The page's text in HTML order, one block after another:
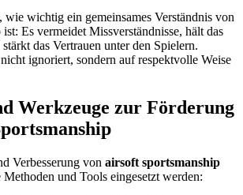
wie wichtig ein gemeinsames Verständnis von
Es vermeidet Missverständnisse, hält das
das Vertrauen unter den Spielern.
ignoriert, sondern auf respektvolle Weise
Werkzeuge zur Förderung
Verbesserung von airsoft sportsmanship
und Tools eingesetzt werden: